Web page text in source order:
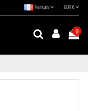
Français EUR €
0